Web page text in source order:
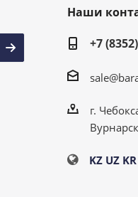
Наши
+7
г.
KZ UZ KR